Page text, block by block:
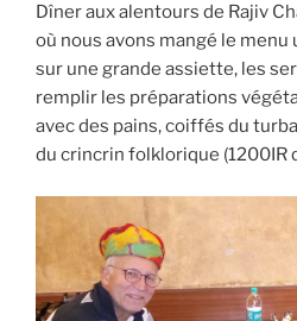
Dîner aux alentours de Rajiv
où nous avons mangé le
sur une grande assiette, les
remplir les préparations
avec des pains, coiffés du
du crincrin folklorique (1200IR